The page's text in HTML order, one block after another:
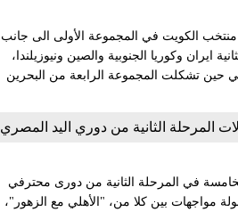
قرعة بطولة آسيا لكرة اليد (تصفيات كأس العالم 2025)، منتخب الكويت في المجموعة الأولى الى جانب
وكوريا الجنوبية والصين ونيوزيلندا،
في حين تشكلت المجموعة الرابعة من البحرين
المرحلة الثانية من دوري اليد المصري
في المرحلة الثانية من دورى محترفي
/ 2021، حيث تشهد هذه الجولة مواجهات بين كلا من، "الأهلي مع الزهور"،